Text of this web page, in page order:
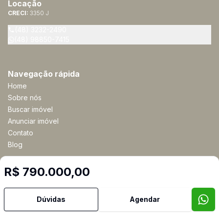
R$ 790.000,00
Dúvidas Agendar
Locação
CRECI: 3350 J
Navegação rápida
Home
Sobre nós
Buscar imóvel
Anunciar imóvel
Contato
Blog
Selo de Tecnologia Loft